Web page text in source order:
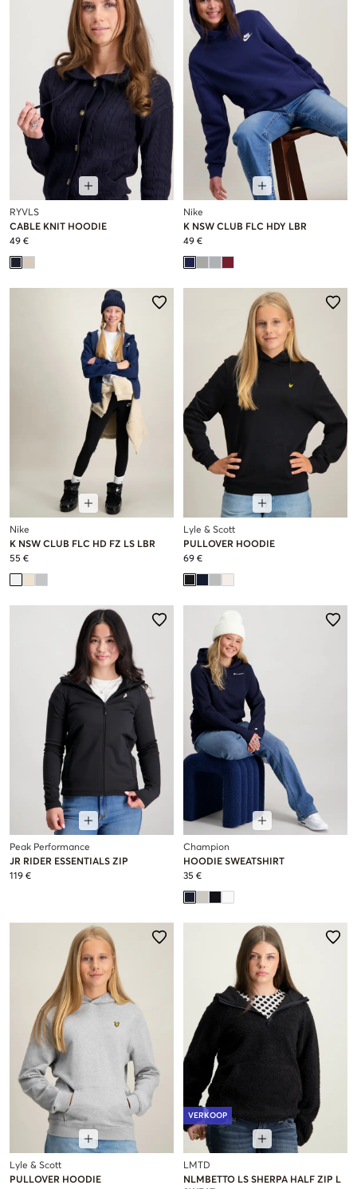
RYVLS
CABLE KNIT HOODIE
49 €
Nike
K NSW CLUB FLC HDY LBR
49 €
Nike
K NSW CLUB FLC HD FZ LS LBR
55 €
Lyle & Scott
PULLOVER HOODIE
69 €
Peak Performance
JR RIDER ESSENTIALS ZIP
119 €
Champion
HOODIE SWEATSHIRT
35 €
Lyle & Scott
PULLOVER HOODIE
VERKOOP
LMTD
NLMBETTO LS SHERPA HALF ZIP L